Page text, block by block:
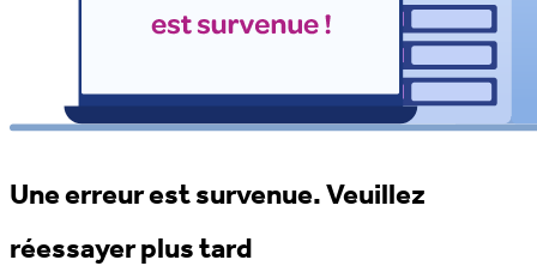
Une erreur est survenue. Veuillez
réessayer plus tard